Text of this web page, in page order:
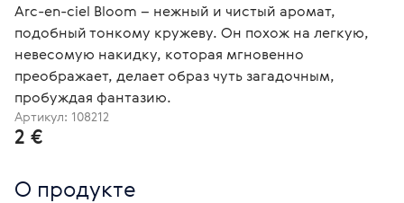
Arc-en-ciel Bloom – нежный и чистый аромат,
подобный тонкому кружеву. Он похож на легкую,
невесомую накидку, которая мгновенно
преображает, делает образ чуть загадочным,
пробуждая фантазию.
Артикул: 108212
2 €
О продукте